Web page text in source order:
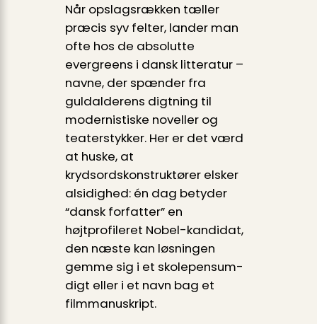
Når opslagsrækken tæller
præcis syv felter, lander man
ofte hos de absolutte
evergreens i dansk litteratur –
navne, der spænder fra
guldalderens digtning til
modernistiske noveller og
teaterstykker. Her er det værd
at huske, at
krydsordskonstruktører elsker
alsidighed: én dag betyder
“dansk forfatter” en
højtprofileret Nobel-kandidat,
den næste kan løsningen
gemme sig i et skolepensum-
digt eller i et navn bag et
filmmanuskript.